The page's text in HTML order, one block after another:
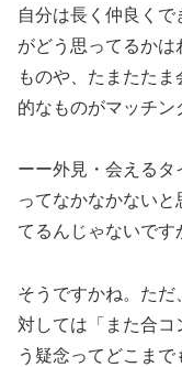
自分は長く仲良く
がどう思ってるか
ものや、たまたた
的なものがマッチン
ーー外見・会えるタ
ってなかなかない
てるんじゃないです
そうですかね。ただ
対しては「また合
う疑念ってどこま